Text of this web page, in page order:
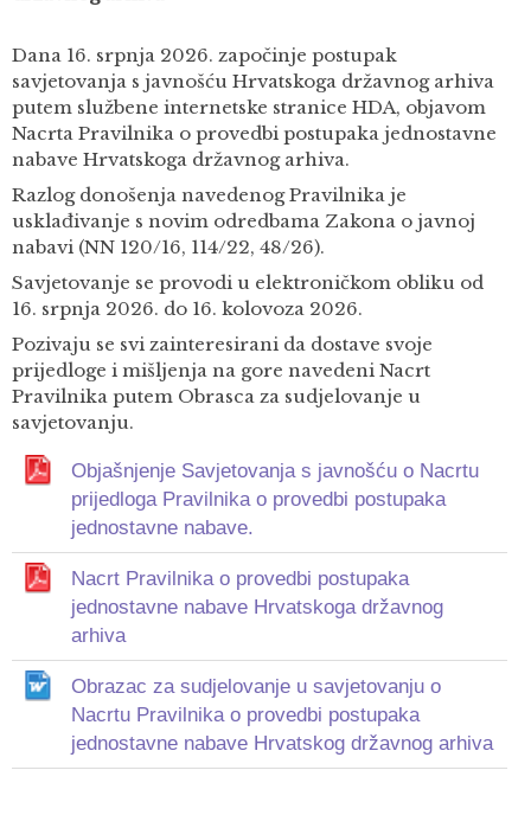
Dana 16. srpnja 2026. započinje postupak
savjetovanja s javnošću Hrvatskoga državnog arhiva
putem službene internetske stranice HDA, objavom
Nacrta Pravilnika o provedbi postupaka jednostavne
nabave Hrvatskoga državnog arhiva.
Razlog donošenja navedenog Pravilnika je
usklađivanje s novim odredbama Zakona o javnoj
nabavi (NN 120/16, 114/22, 48/26).
Savjetovanje se provodi u elektroničkom obliku od
16. srpnja 2026. do 16. kolovoza 2026.
Pozivaju se svi zainteresirani da dostave svoje
prijedloge i mišljenja na gore navedeni Nacrt
Pravilnika putem Obrasca za sudjelovanje u
savjetovanju.
Objašnjenje Savjetovanja s javnošću o Nacrtu
prijedloga Pravilnika o provedbi postupaka
jednostavne nabave.
Nacrt Pravilnika o provedbi postupaka
jednostavne nabave Hrvatskoga državnog
arhiva
Obrazac za sudjelovanje u savjetovanju o
Nacrtu Pravilnika o provedbi postupaka
jednostavne nabave Hrvatskog državnog arhiva